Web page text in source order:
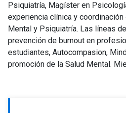
Psiquiatría, Magíster en
experiencia clínica y
Mental y Psiquiatría. Las líneas
prevención de burnout en
estudiantes, Autocompasion,
promoción de la Salud Mental.